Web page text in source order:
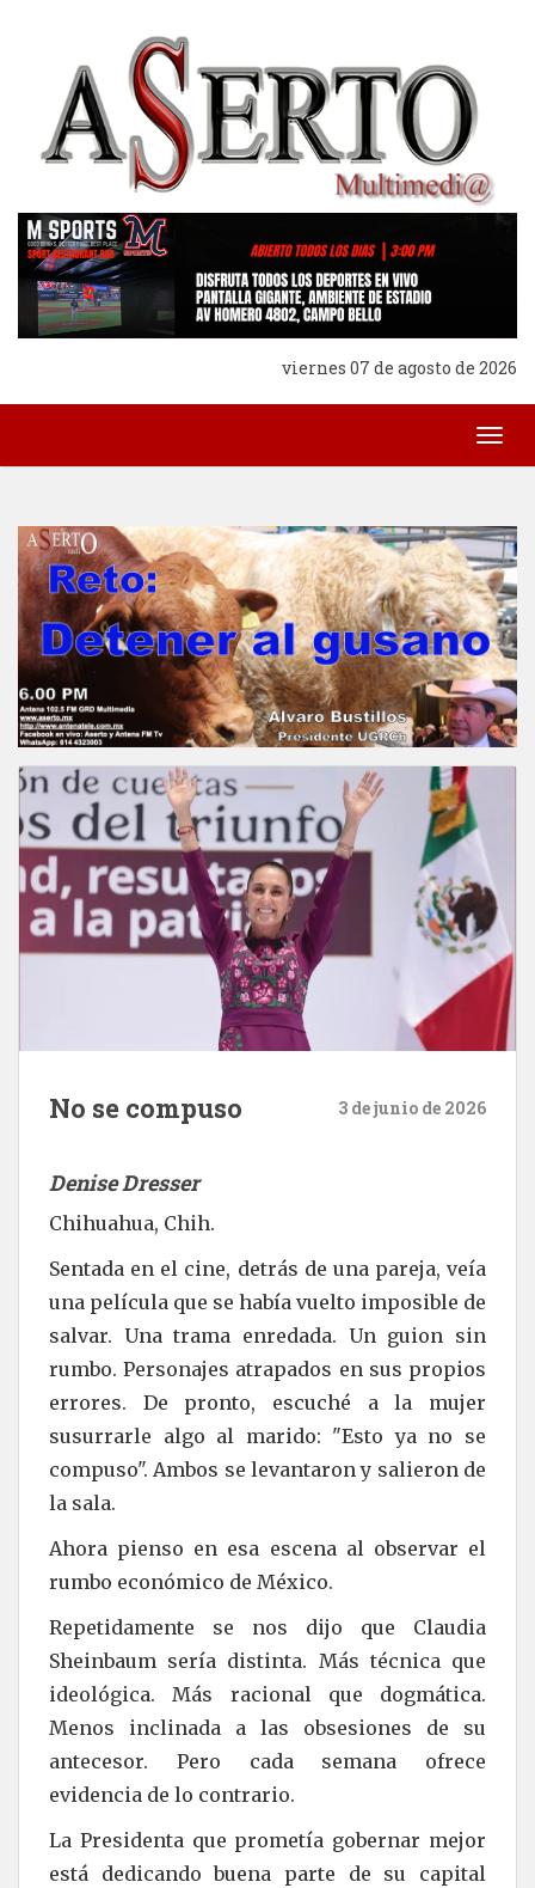
viernes 07 de agosto de 2026
No se compuso 3 de junio de 2026
Denise Dresser
Chihuahua, Chih.
Sentada en el cine, detrás de una pareja, veía
una película que se había vuelto imposible de
salvar. Una trama enredada. Un guion sin
rumbo. Personajes atrapados en sus propios
errores. De pronto, escuché a la mujer
susurrarle algo al marido: "Esto ya no se
compuso". Ambos se levantaron y salieron de
la sala.
Ahora pienso en esa escena al observar el
rumbo económico de México.
Repetidamente se nos dijo que Claudia
Sheinbaum sería distinta. Más técnica que
ideológica. Más racional que dogmática.
Menos inclinada a las obsesiones de su
antecesor. Pero cada semana ofrece
evidencia de lo contrario.
La Presidenta que prometía gobernar mejor
está dedicando buena parte de su capital